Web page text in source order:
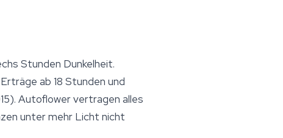
Stunden Dunkelheit.
ab 18 Stunden und
Autoflower vertragen alles
unter mehr Licht nicht